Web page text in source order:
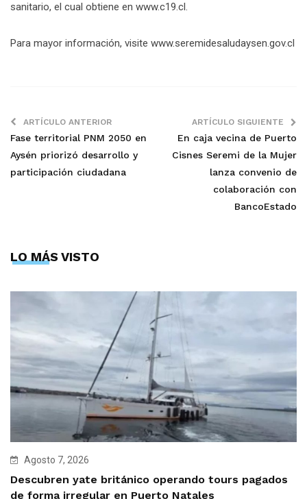
sanitario, el cual obtiene en www.c19.cl.
Para mayor información, visite www.seremidesaludaysen.gov.cl
ARTÍCULO ANTERIOR
Fase territorial PNM 2050 en
Aysén priorizó desarrollo y
participación ciudadana
ARTÍCULO SIGUIENTE
En caja vecina de Puerto
Cisnes Seremi de la Mujer
lanza convenio de
colaboración con
BancoEstado
LO MÁS VISTO
Agosto 7, 2026
Descubren yate británico operando tours pagados
de forma irregular en Puerto Natales